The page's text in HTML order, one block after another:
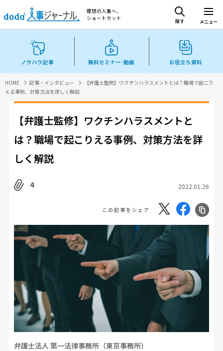
理想の人事へ、
ショートカット
探す メニュー
ノウハウ記事 無料セミナー･動画 お役立ち資料
HOME 記事・インタビュー
【弁護士監修】ワクチンハラスメントとは？職場で起こり
える事例、対策方法を詳しく解説
【弁護士監修】ワクチンハラスメントと
は？職場で起こりえる事例、対策方法を詳
しく解説
4 2022.01.26
この記事をシェア
弁護士法人 第一法律事務所（東京事務所）